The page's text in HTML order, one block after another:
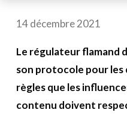
14 décembre 2021
Le régulateur flamand
son protocole pour les
règles que les
contenu doivent
A